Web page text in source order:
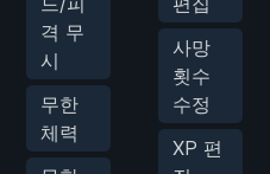
격 무
시
무한
체력
사망
횟수
수정
XP 편